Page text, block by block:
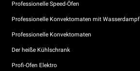
Professionelle Speed-Öfen
Professionelle Konvektomaten mit Wasserdampf
Professionelle Konvektomaten
Der heiße Kühlschrank
Profi-Ofen Elektro